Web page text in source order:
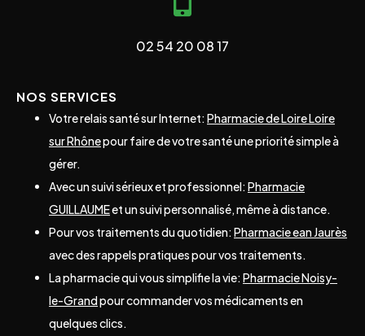
02 54 20 08 17
NOS SERVICES
Votre relais santé sur Internet: Pharmacie de Loire Loire
sur Rhônepour faire de votre santé une priorité simple à
gérer.
Avec un suivi sérieux et professionnel: Pharmacie
GUILLAUMEet un suivi personnalisé, même à distance.
Pour vos traitements du quotidien: Pharmacie ean Jaurès
avec des rappels pratiques pour vos traitements.
La pharmacie qui vous simplifie la vie: Pharmacie Noisy-
le-Grandpour commander vos médicaments en
quelques clics.